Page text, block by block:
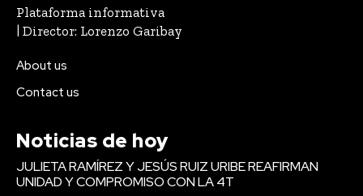
Plataforma informativa
| Director: Lorenzo Garibay
About us
Contact us
Noticias de hoy
JULIETA RAMÍREZ Y JESÚS RUIZ URIBE REAFIRMAN
UNIDAD Y COMPROMISO CON LA 4T